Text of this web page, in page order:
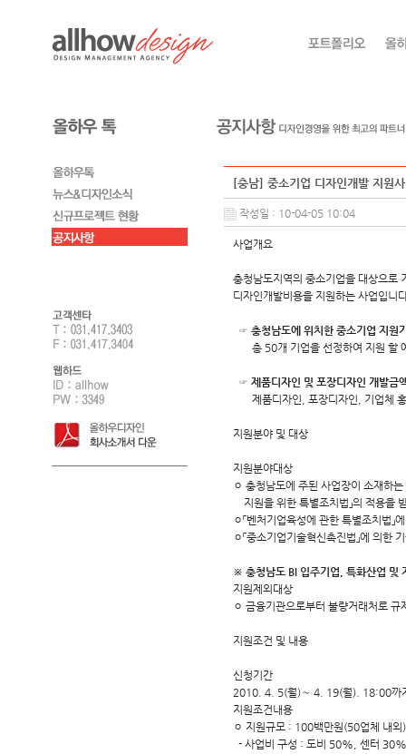
[충남] 중소기업 디자인개발 지원
작성일 : 10-04-05 10:04
사업개요
충청남도지역의 중소기업을 대상으로
디자인개발비용을 지원하는 사업입니
☞ 충청남도에 위치한 중소기업 지원
총 50개 기업을 선정하여 지원 할
☞ 제품디자인 및 포장디자인 개발금
제품디자인, 포장디자인, 기업체 홍
지원분야 및 대상
지원분야대상
ㅇ 충청남도에 주된 사업장이 소재하
지원을 위한 특별조치법」의 적용을
ㅇ「벤처기업육성에 관한 특별조치법」
ㅇ「중소기업기술혁신촉진법」에 의한
※ 충청남도 BI 입주기업, 특화산업 및
지원제외대상
ㅇ 금융기관으로부터 불량거래처로
지원조건 및 내용
신청기간
2010. 4. 5(월)～ 4. 19(월). 18:00까
지원조건내용
ㅇ 지원규모 : 100백만원(50업체 내외)
- 사업비 구성 : 도비 50%, 센터